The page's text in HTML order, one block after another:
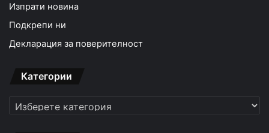
Изпрати новина
Подкрепи ни
Декларация за поверителност
Категории
Категории